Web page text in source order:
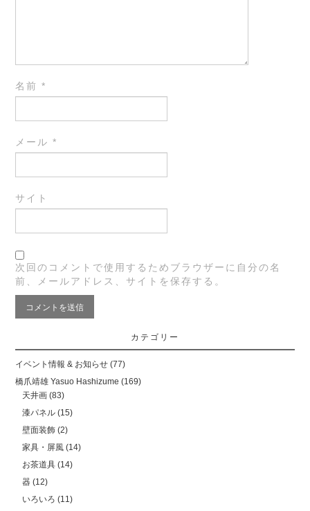
名前*
メール*
サイト
次回のコメントで使用するためブラウザーに自分の名
前、メールアドレス、サイトを保存する。
カテゴリー
イベント情報 & お知らせ (77)
橋爪靖雄 Yasuo Hashizume (169)
天井画 (83)
漆パネル (15)
壁面装飾 (2)
家具・屏風 (14)
お茶道具 (14)
器 (12)
いろいろ (11)